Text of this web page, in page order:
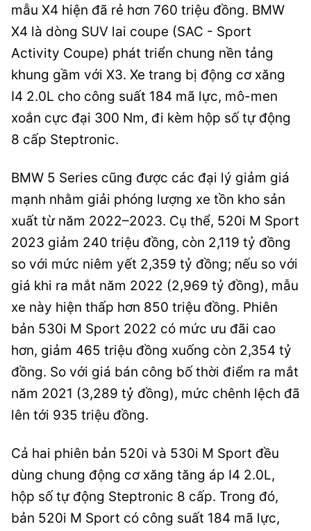
mẫu X4 hiện đã rẻ hơn 760 triệu đồng. BMW
X4 là dòng SUV lai coupe (SAC - Sport
Activity Coupe) phát triển chung nền tảng
khung gầm với X3. Xe trang bị động cơ xăng
I4 2.0L cho công suất 184 mã lực, mô-men
xoắn cực đại 300 Nm, đi kèm hộp số tự động
8 cấp Steptronic.
BMW 5 Series cũng được các đại lý giảm giá
mạnh nhằm giải phóng lượng xe tồn kho sản
xuất từ năm 2022–2023. Cụ thể, 520i M Sport
2023 giảm 240 triệu đồng, còn 2,119 tỷ đồng
so với mức niêm yết 2,359 tỷ đồng; nếu so với
giá khi ra mắt năm 2022 (2,969 tỷ đồng), mẫu
xe này hiện thấp hơn 850 triệu đồng. Phiên
bản 530i M Sport 2022 có mức ưu đãi cao
hơn, giảm 465 triệu đồng xuống còn 2,354 tỷ
đồng. So với giá bán công bố thời điểm ra mắt
năm 2021 (3,289 tỷ đồng), mức chênh lệch đã
lên tới 935 triệu đồng.
Cả hai phiên bản 520i và 530i M Sport đều
dùng chung động cơ xăng tăng áp I4 2.0L,
hộp số tự động Steptronic 8 cấp. Trong đó,
bản 520i M Sport có công suất 184 mã lực,